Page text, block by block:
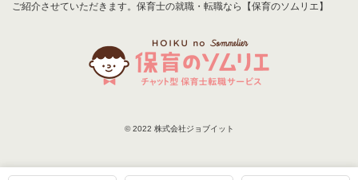
ご紹介させていただきます。保育士の就職・転職なら【保育のソムリエ】
© 2022 株式会社ジョブイット